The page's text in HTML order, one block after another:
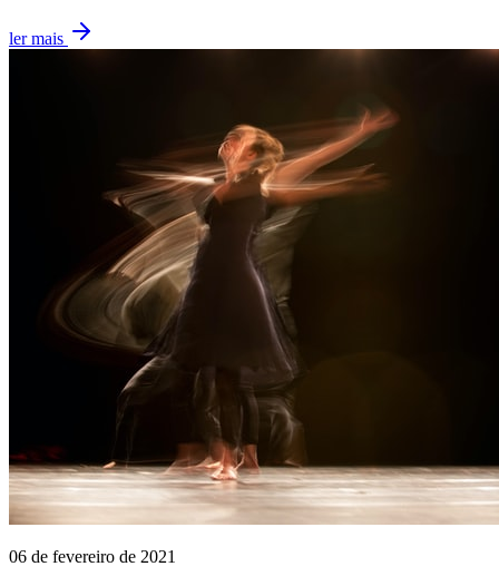
ler mais
06 de fevereiro de 2021